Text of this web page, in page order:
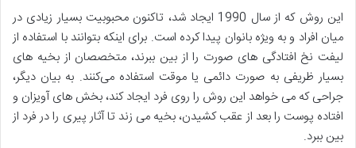
این روش که از سال 1990 ایجاد شد، تاکنون محبوبیت بسیار زیادی در
میان افراد و به ویژه بانوان پیدا کرده است. برای اینکه بتوانند با استفاده از
لیفت نخ افتادگی های صورت را از بین ببرند، متخصصان از بخیه های
بسیار ظریفی به صورت دائمی یا موقت استفاده می‌کنند. به بیان دیگر،
جراحی که می خواهد این روش را روی فرد ایجاد کند، بخش های آویزان و
افتاده پوست را بعد از عقب کشیدن، بخیه می زند تا آثار پیری را در فرد از
بین ببرد.